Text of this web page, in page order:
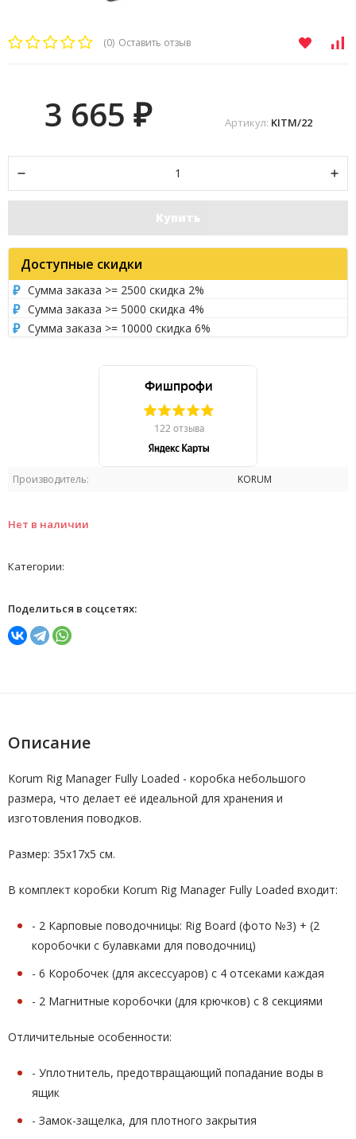
(0) Оставить отзыв
Производитель: KORUM
Нет в наличии
Артикул: KITM/22
3 665 ₽
Купить
Доступные скидки
Сумма заказа >= 2500 скидка 2%
Сумма заказа >= 5000 скидка 4%
Сумма заказа >= 10000 скидка 6%
Категории:
Поделиться в соцсетях:
Описание
Korum Rig Manager Fully Loaded - коробка небольшого
размера, что делает её идеальной для хранения и
изготовления поводков.
Размер: 35х17х5 см.
В комплект коробки Korum Rig Manager Fully Loaded входит:
- 2 Карповые поводочницы: Rig Board (фото №3) + (2
коробочки с булавками для поводочниц)
- 6 Коробочек (для аксессуаров) с 4 отсеками каждая
- 2 Магнитные коробочки (для крючков) с 8 секциями
Отличительные особенности:
- Уплотнитель, предотвращающий попадание воды в
ящик
- Замок-защелка, для плотного закрытия